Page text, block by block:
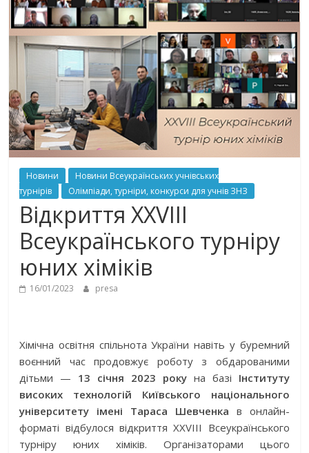
Новини
Новини Всеукраїнських учнівських
турнірів
Олімпіади, турніри, конкурси для учнів ЗНЗ
Відкриття XXVIII
Всеукраїнського турніру
юних хіміків
16/01/2023 presa
Хімічна освітня спільнота України навіть у буремний
воєнний час продовжує роботу з обдарованими
дітьми — 13 січня 2023 рокуна базі Інституту
високих технологій Київського національного
університету імені Тараса Шевченка в онлайн-
форматі відбулося відкриття XXVIII Всеукраїнського
турніру юних хіміків. Організаторами цього